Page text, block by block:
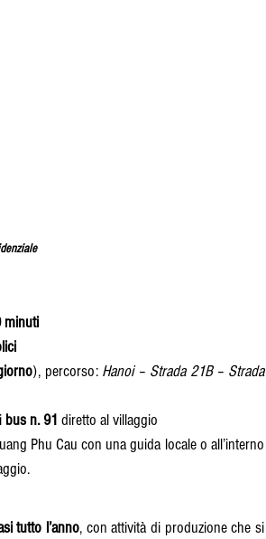
minuti
), percorso: Hanoi – Strada 21B – Strada
bus n. 91 diretto al villaggio
Phu Cau con una guida locale o all’interno
tutto l’anno, con attività di produzione che si